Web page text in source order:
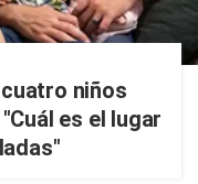
niños
es el lugar